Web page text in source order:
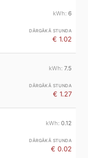
6
€ 1.02
7.5
€ 1.27
0.12
€ 0.02